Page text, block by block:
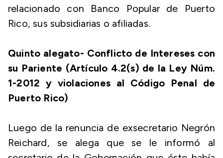
relacionado con Banco Popular de Puerto
Rico, sus subsidiarias o afiliadas.
Quinto alegato- Conflicto de Intereses con
su Pariente (Artículo 4.2(s) de la Ley Núm.
1-2012 y violaciones al Código Penal de
Puerto Rico)
Luego de la renuncia de exsecretario Negrón
Reichard, se alega que se le informó al